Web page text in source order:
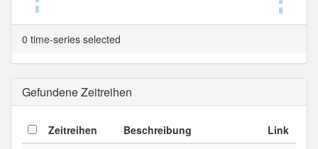
Tabellenansicht.
0 time-series selected
Gefundene Zeitreihen
Zeitreihen Beschreibung Link